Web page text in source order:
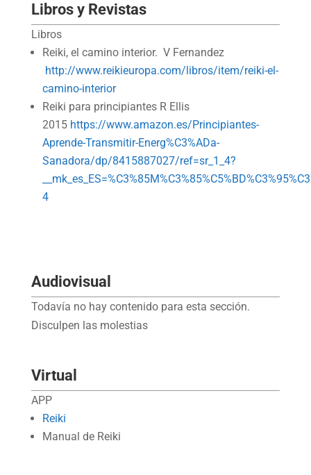
Libros y Revistas
Libros
Reiki, el camino interior. V Fernandez
http://www.reikieuropa.com/libros/item/reiki-el-
camino-interior
Reiki para principiantes R Ellis
2015https://www.amazon.es/Principiantes-
Aprende-Transmitir-Energ%C3%ADa-
Sanadora/dp/8415887027/ref=sr_1_4?
4
Audiovisual
Todavía no hay contenido para esta sección.
Disculpen las molestias
Virtual
APP
Reiki
Manual de Reiki